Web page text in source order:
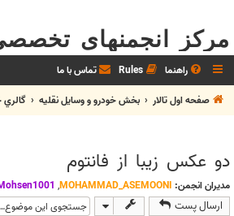
مرکز انجمنهای
راهنما Rules تماس با ما
صفحه اول تالار
بخش خودرو و وسايل نقليه گالري
دو عکس زیبا از فانتوم
مدیران انجمن: MOHAMMAD_ASEMOONI
,
ارسال پست